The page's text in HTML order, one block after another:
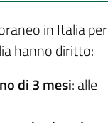
in Italia per
hanno diritto:
di 3 mesi: alle